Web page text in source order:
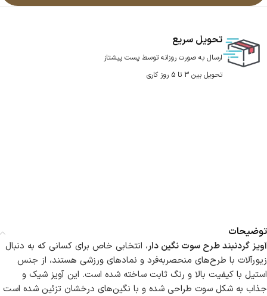
تحویل سریع
ارسال به صورت روزانه توسط پست پیشتاز
تحویل بین 3 تا 5 روز کاری
توضیحات
آویز گردنبند طرح سوت نگین دار، انتخابی خاص برای کسانی که به دنبال
زیورآلات با طرح‌های منحصربه‌فرد و نمادهای ورزشی هستند، از جنس
استیل با کیفیت بالا و رنگ ثابت ساخته شده است. این آویز شیک و
جذاب به شکل سوت طراحی شده و با نگین‌های درخشان تزئین شده است